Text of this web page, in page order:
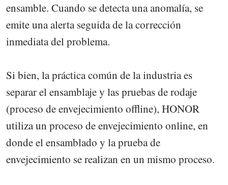
ensamble. Cuando se detecta una anomalía, se
emite una alerta seguida de la corrección
inmediata del problema.
Si bien, la práctica común de la industria es
separar el ensamblaje y las pruebas de rodaje
(proceso de envejecimiento offline), HONOR
utiliza un proceso de envejecimiento online, en
donde el ensamblado y la prueba de
envejecimiento se realizan en un mismo proceso.